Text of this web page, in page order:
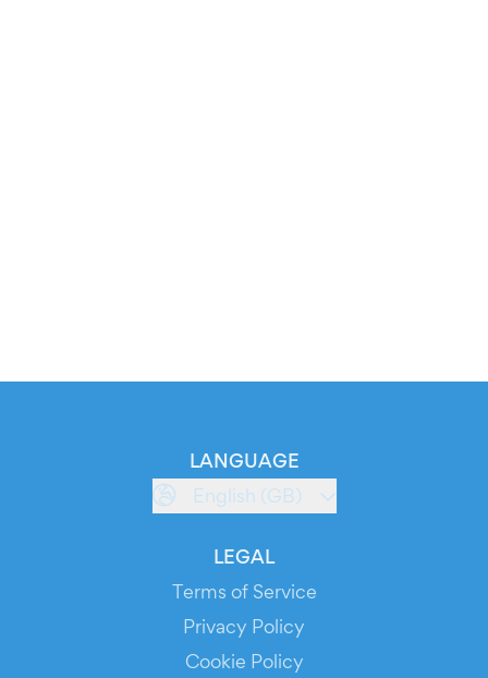
LANGUAGE
English (GB)
LEGAL
Terms of Service
Privacy Policy
Cookie Policy